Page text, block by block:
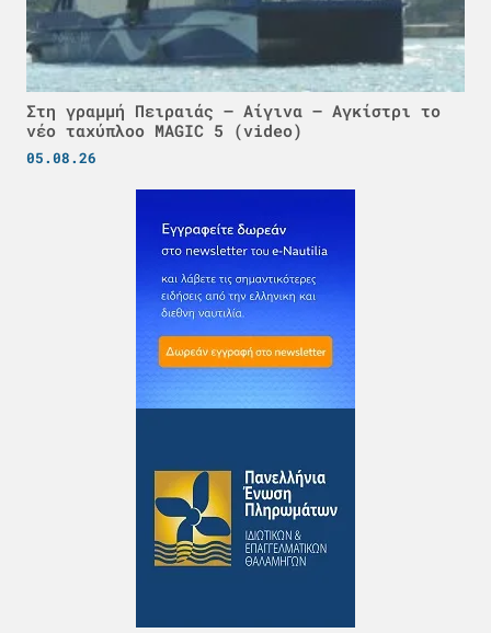
Στη γραμμή Πειραιάς – Αίγινα – Αγκίστρι το
νέο ταχύπλοο MAGIC 5 (video)
05.08.26